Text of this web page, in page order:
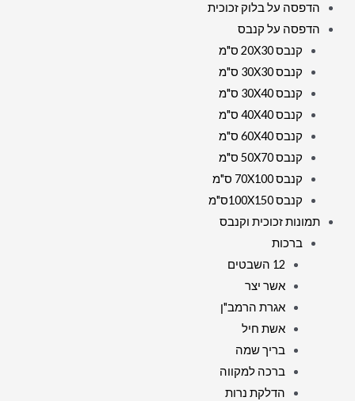
הדפסה על בלוק זכוכית
הדפסה על קנבס
קנבס 20X30 ס"מ
קנבס 30X30 ס"מ
קנבס 30X40 ס"מ
קנבס 40X40 ס"מ
קנבס 60X40 ס"מ
קנבס 50X70 ס"מ
קנבס 70X100 ס"מ
קנבס 100X150ס"מ
תמונות זכוכית וקנבס
ברכות
12 השבטים
אשר יצר
אגרת הרמב"ן
אשת חיל
בריך שמה
ברכה למקווה
הדלקת נרות